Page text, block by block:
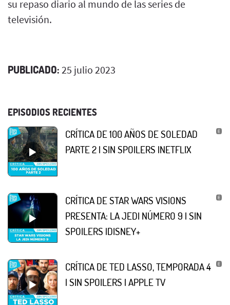
su repaso diario al mundo de las series de
televisión.
PUBLICADO: 25 julio 2023
EPISODIOS RECIENTES
CRÍTICA DE 100 AÑOS DE SOLEDAD
PARTE 2 | SIN SPOILERS |NETFLIX
CRÍTICA DE STAR WARS VISIONS
PRESENTA: LA JEDI NÚMERO 9 | SIN
SPOILERS |DISNEY+
CRÍTICA DE TED LASSO, TEMPORADA 4
| SIN SPOILERS | APPLE TV